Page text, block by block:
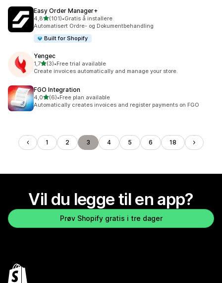
Easy Order Manager+
4,8av 5 stjerner
(101)
Totalt 101 omtaler
•Gratis å installere
Automatisert Ordre- og Dokumentbehandling
Built for Shopify
Yengec
1,7av 5 stjerner
(3)
Totalt 3 omtaler
•Free trial available
Create invoices automatically and manage your store.
FGO Integration
4,0av 5 stjerner
(6)
Totalt 6 omtaler
•Free plan available
Automatically creates invoices and register payments on FGO
1 2 3 4 5 6 18
Vil du legge til en app?
Prøv Shopify gratis i tre dager